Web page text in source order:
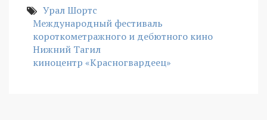
Урал Шортс
Международный фестиваль
короткометражного и дебютного кино
Нижний Тагил
киноцентр «Красногвардеец»